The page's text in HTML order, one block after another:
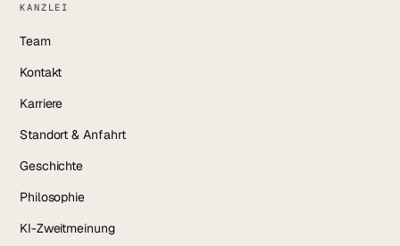
KANZLEI
Team
Kontakt
Karriere
Standort & Anfahrt
Geschichte
Philosophie
KI-Zweitmeinung